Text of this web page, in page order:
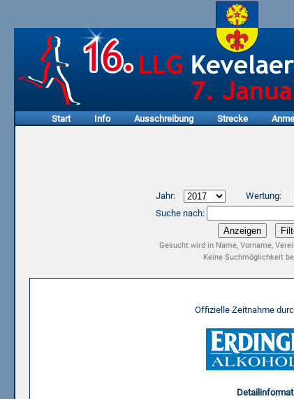
Start Info Ausschreibung Strecke
Jahr:
Wertung:
Suche nach:
Gesucht wird in Name, Vorname,
Keine Suchmöglichkeit
Offizielle Zeitnahme